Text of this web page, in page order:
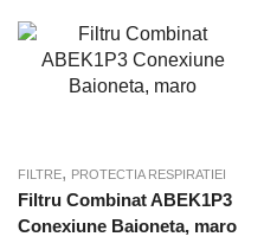
FILTRE, PROTECTIA RESPIRATIEI
Filtru Combinat ABEK1P3
Conexiune Baioneta, maro